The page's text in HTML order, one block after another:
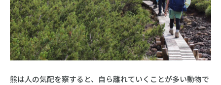
熊は人の気配を察すると、自ら離れていくことが多い動物で